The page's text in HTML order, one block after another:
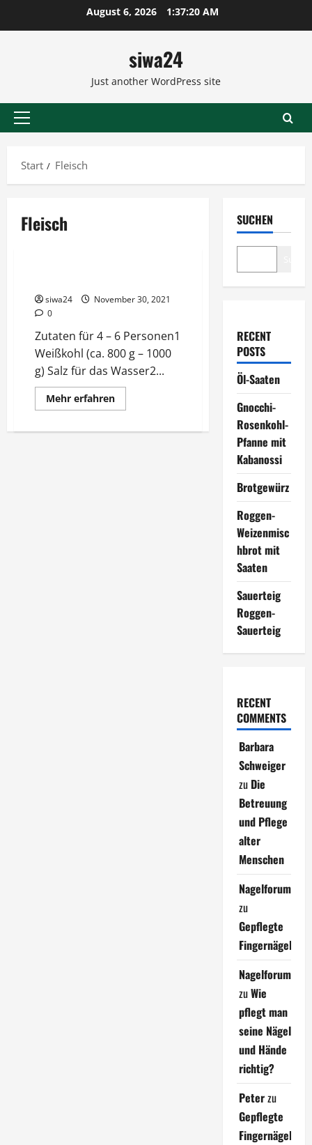
August 6, 2026 1:37:20 AM
siwa24
Just another WordPress site
Primäres
Start
Fleisch
Fleisch
siwa24
November 30, 2021
0
Zutaten für 4 – 6 Personen1
Weißkohl (ca. 800 g – 1000
g) Salz für das Wasser2...
Mehr erfahrenMehr
Informationen
SUCHEN
RECENT
POSTS
Öl-Saaten
Gnocchi-
Rosenkohl-
Pfanne mit
Kabanossi
Brotgewürz
Roggen-
Weizenmisc
hbrot mit
Saaten
Sauerteig
Roggen-
Sauerteig
RECENT
COMMENTS
Barbara
Schweiger
zu Die
Betreuung
und Pflege
alter
Menschen
Nagelforum
zu
Gepflegte
Fingernägel
Nagelforum
zuWie
pflegt man
seine Nägel
und Hände
richtig?
Peterzu
Gepflegte
Fingernägel